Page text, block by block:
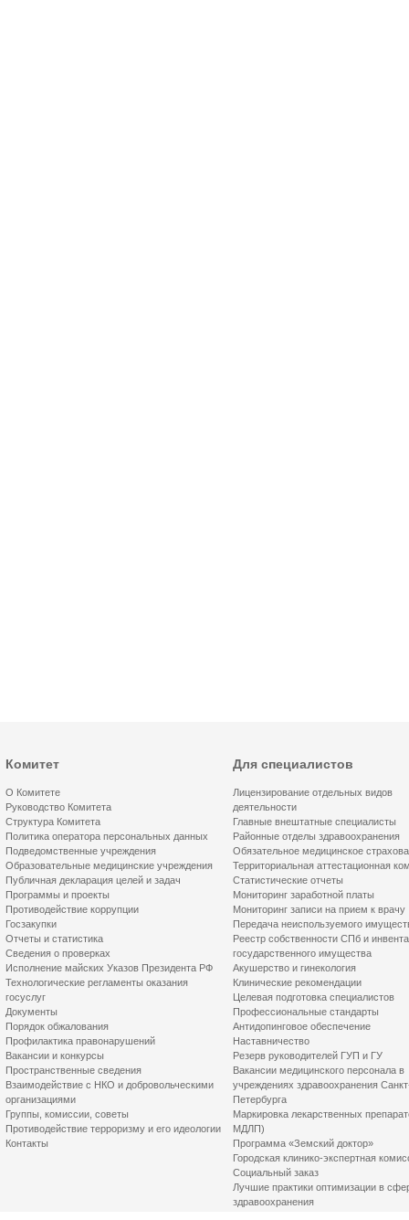
Комитет
О Комитете
Руководство Комитета
Структура Комитета
Политика оператора персональных данных
Подведомственные учреждения
Образовательные медицинские учреждения
Публичная декларация целей и задач
Программы и проекты
Противодействие коррупции
Госзакупки
Отчеты и статистика
Сведения о проверках
Исполнение майских Указов Президента РФ
Технологические регламенты оказания
госуслуг
Документы
Порядок обжалования
Профилактика правонарушений
Вакансии и конкурсы
Пространственные сведения
Взаимодействие с НКО и добровольческими
организациями
Группы, комиссии, советы
Противодействие терроризму и его идеологии
Контакты
Для специалистов
Лицензирование отдельных видов
деятельности
Главные внештатные специалисты
Районные отделы здравоохранения
Обязательное медицинское
Территориальная аттестационная
Статистические отчеты
Мониторинг заработной платы
Мониторинг записи на прием к врачу
Передача неиспользуемого
Реестр собственности СПб и
государственного имущества
Акушерство и гинекология
Клинические рекомендации
Целевая подготовка специалистов
Профессиональные стандарты
Антидопинговое обеспечение
Наставничество
Резерв руководителей ГУП и ГУ
Вакансии медицинского персонала в
учреждениях здравоохранения
Петербурга
Маркировка лекарственных
МДЛП)
Программа «Земский доктор»
Городская клинико-экспертная
Социальный заказ
Лучшие практики оптимизации в
здравоохранения